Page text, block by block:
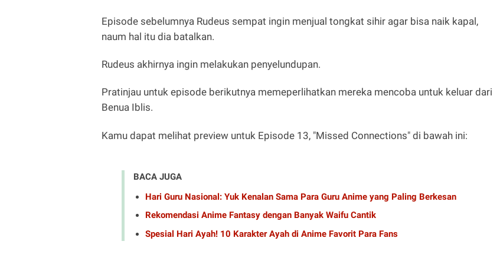
Episode sebelumnya Rudeus sempat ingin menjual tongkat sihir agar bisa naik kapal,
naum hal itu dia batalkan.
Rudeus akhirnya ingin melakukan penyelundupan.
Pratinjau untuk episode berikutnya memeperlihatkan mereka mencoba untuk keluar dari
Benua Iblis.
Kamu dapat melihat preview untuk Episode 13, "Missed Connections" di bawah ini:
BACA JUGA
Hari Guru Nasional: Yuk Kenalan Sama Para Guru Anime yang Paling Berkesan
Rekomendasi Anime Fantasy dengan Banyak Waifu Cantik
Spesial Hari Ayah! 10 Karakter Ayah di Anime Favorit Para Fans